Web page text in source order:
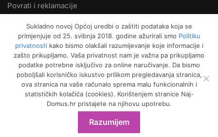
Povrati i reklamacije
MOJ RAČUN:
Moje narudžbe
Kako naručiti
Način plaćanja
Garancija kvalitete
Sukladno novoj Općoj uredbi o zaštiti podataka koja se
primjenjuje od 25. svibnja 2018. godine ažurirali smo Politiku
privatnostikako bismo olakšali razumijevanje koje informacije i
zašto prikupljamo. Vaša privatnost nam je važna pa prikupljamo
podatke potrebne isključivo za online naručivanje. Da bismo
poboljšali korisničko iskustvo prilikom pregledavanja stranica,
ova stranica na vaše računalo sprema malu funkcionalnih i
statističkih kolačića (cookies). Korištenjem stranice Naj-
Domus.hr pristajete na njihovu upotrebu.
Razumijem